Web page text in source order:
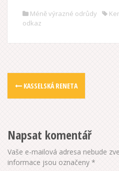
Méně výrazné odrůdy
odkaz
N
v
i
KASSELSKÁ RENETA
Napsat komentář
Vaše e-mailová adresa nebude
informace jsou označeny *